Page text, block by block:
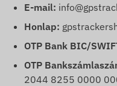
E-mail:
Honlap:
OTP Bank BIC/
OTP
2044 8255 0000